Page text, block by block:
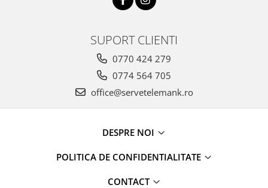
SUPORT CLIENTI
0770 424 279
0774 564 705
office@servetelemank.ro
DESPRE NOI
POLITICA DE CONFIDENTIALITATE
CONTACT